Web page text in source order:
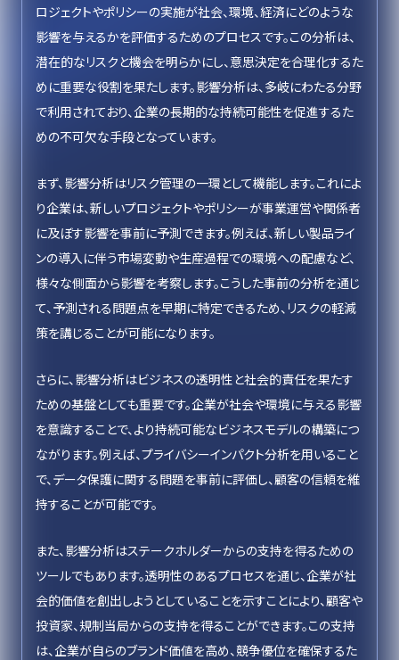
ロジェクトやポリシーの実施が社会、環境、経済にどのような
影響を与えるかを評価するためのプロセスです。この分析は、
潜在的なリスクと機会を明らかにし、意思決定を合理化するた
めに重要な役割を果たします。影響分析は、多岐にわたる分野
で利用されており、企業の長期的な持続可能性を促進するた
めの不可欠な手段となっています。
まず、影響分析はリスク管理の一環として機能します。これによ
り企業は、新しいプロジェクトやポリシーが事業運営や関係者
に及ぼす影響を事前に予測できます。例えば、新しい製品ライ
ンの導入に伴う市場変動や生産過程での環境への配慮など、
様々な側面から影響を考察します。こうした事前の分析を通じ
て、予測される問題点を早期に特定できるため、リスクの軽減
策を講じることが可能になります。
さらに、影響分析はビジネスの透明性と社会的責任を果たす
ための基盤としても重要です。企業が社会や環境に与える影響
を意識することで、より持続可能なビジネスモデルの構築につ
ながります。例えば、プライバシーインパクト分析を用いること
で、データ保護に関する問題を事前に評価し、顧客の信頼を維
持することが可能です。
また、影響分析はステークホルダーからの支持を得るための
ツールでもあります。透明性のあるプロセスを通じ、企業が社
会的価値を創出しようとしていることを示すことにより、顧客や
投資家、規制当局からの支持を得ることができます。この支持
は、企業が自らのブランド価値を高め、競争優位を確保するた